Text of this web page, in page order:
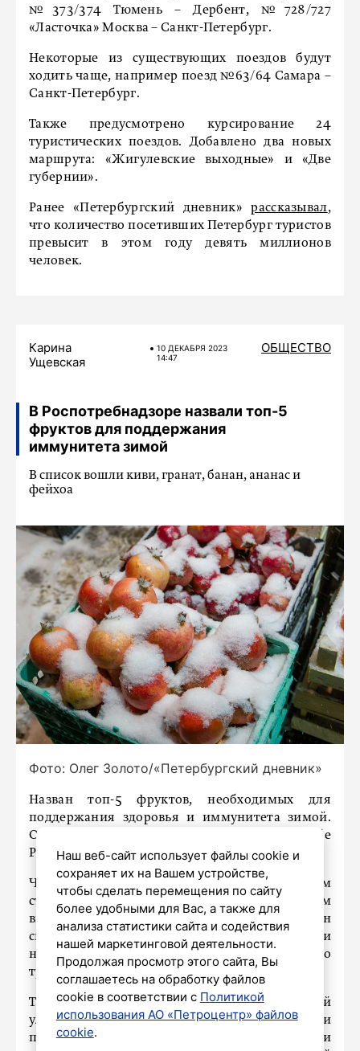
№373/374 Тюмень – Дербент, №728/727
«Ласточка» Москва – Санкт-Петербург.
Некоторые из существующих поездов будут
ходить чаще, например поезд №63/64 Самара –
Санкт-Петербург.
Также предусмотрено курсирование 24
туристических поездов. Добавлено два новых
маршрута: «Жигулевские выходные» и «Две
губернии».
Ранее «Петербургский дневник»рассказывал,
что количество посетивших Петербург туристов
превысит в этом году девять миллионов
человек.
Карина
Ущевская
10 ДЕКАБРЯ 2023
14:47
ОБЩЕСТВО
В Роспотребнадзоре назвали топ-5
фруктов для поддержания
иммунитета зимой
В список вошли киви, гранат, банан, ананас и
фейхоа
Фото: Олег Золото/«Петербургский дневник»
Назван топ-5 фруктов, необходимых для
поддержания здоровья и иммунитета зимой.
Об этом сообщили в пресс-службе
Роспотребнадзора.
Чаще всего в декабре любимым фруктом
становятся мандарины. Но все же лучшим
выбором для иммунитета станет банан. Он
снижает уровень «плохого» холестерина и
нормализует работу желудочно-кишечного
тракта и сердечно-сосудистой системы.
Также в список вошел гранат, который
улучшает работу пищеварительной системы и
повышает иммунитет. Сюда же включили
Наш веб-сайт использует файлы cookie и
сохраняет их на Вашем устройстве,
чтобы сделать перемещения по сайту
более удобными для Вас, а также для
анализа статистики сайта и содействия
нашей маркетинговой деятельности.
Продолжая просмотр этого сайта, Вы
соглашаетесь на обработку файлов
cookie в соответствии с Политикой
использования АО «Петроцентр» файлов
cookie.